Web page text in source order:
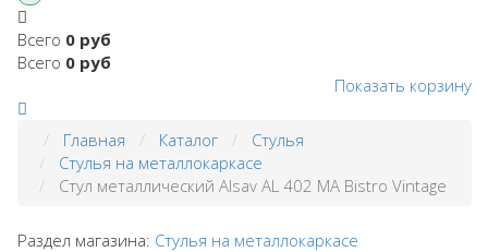
Всего 0 руб
Всего 0 руб
Показать корзину
Главная Каталог
Стулья
Стулья на металлокаркасе
Стул металлический Alsav AL 402 MA Bistro Vintage
Раздел магазина: Стулья на металлокаркасе